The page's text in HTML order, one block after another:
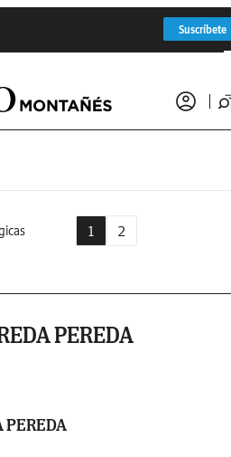
Suscríbete
1 2
PEREDA
PEREDA